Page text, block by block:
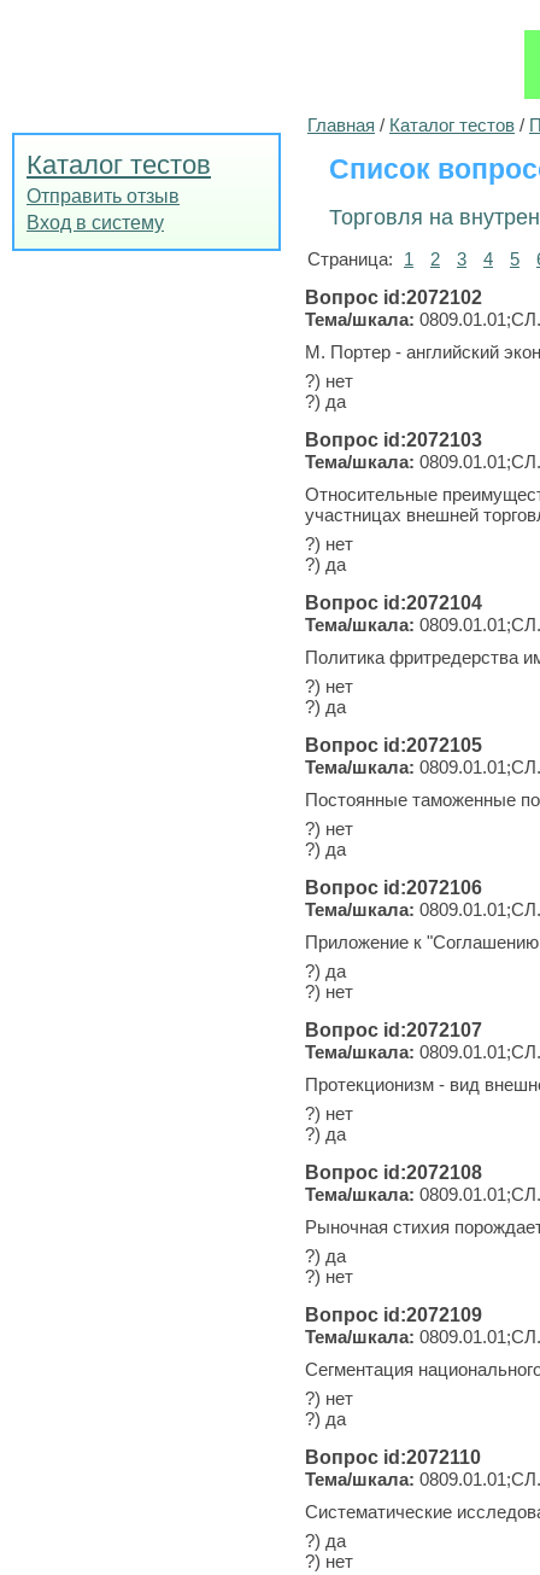
Каталог тестов
Отправить отзыв
Вход в систему
Главная / Каталог тестов /
Список
Торговля на
Страница: 1 2 3 4 5
Вопрос id:2072102
Тема/шкала:
М. Портер - английский
?) нет
?) да
Вопрос id:2072103
Тема/шкала:
Относительные
участницах внешней
?) нет
?) да
Вопрос id:2072104
Тема/шкала:
Политика фритредерства
?) нет
?) да
Вопрос id:2072105
Тема/шкала:
Постоянные таможенные
?) нет
?) да
Вопрос id:2072106
Тема/шкала:
Приложение к "Соглашению
?) да
?) нет
Вопрос id:2072107
Тема/шкала:
Протекционизм - вид
?) нет
?) да
Вопрос id:2072108
Тема/шкала:
Рыночная стихия
?) да
?) нет
Вопрос id:2072109
Тема/шкала:
Сегментация
?) нет
?) да
Вопрос id:2072110
Тема/шкала:
Систематические
?) да
?) нет